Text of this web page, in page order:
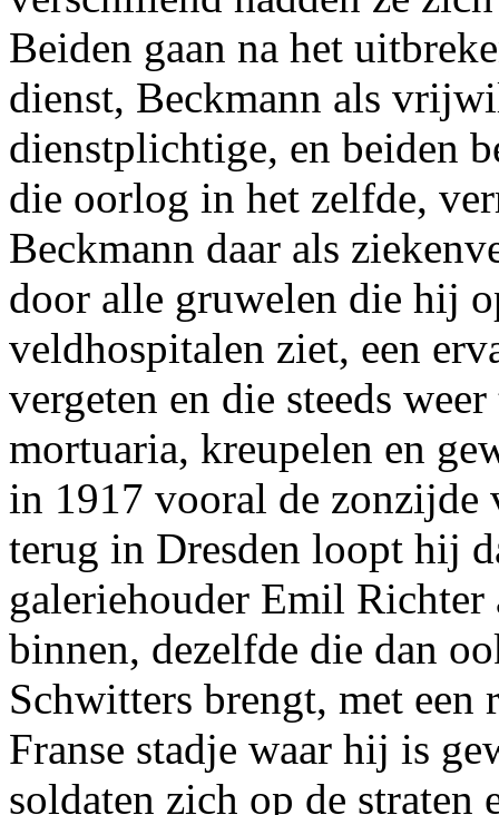
Beiden gaan na het
dienst, Beckmann als
dienstplichtige, en beiden
die oorlog in het zelfde,
Beckmann daar als
door alle gruwelen die hij
veldhospitalen ziet, een
vergeten en die steeds
mortuaria, kreupelen en
in 1917 vooral de zonzijde
terug in Dresden loopt hij
galeriehouder Emil Richter
binnen, dezelfde die dan
Schwitters brengt, met een
Franse stadje waar hij is
soldaten zich op de straten